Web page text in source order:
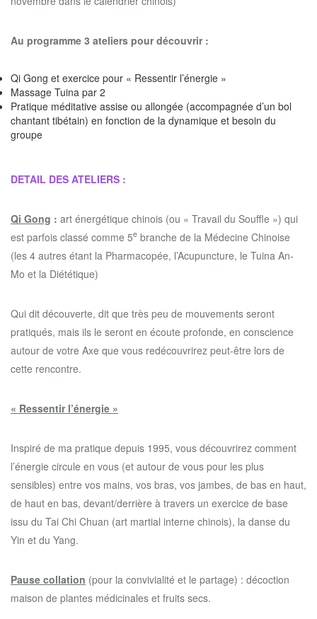
Au programme 3 ateliers pour découvrir :
Qi Gong et exercice pour « Ressentir l’énergie »
Massage Tuina par 2
Pratique méditative assise ou allongée (accompagnée d’un bol
chantant tibétain) en fonction de la dynamique et besoin du
groupe
DETAIL DES ATELIERS :
Qi Gong : art énergétique chinois (ou « Travail du Souffle ») qui
est parfois classé comme 5e branche de la Médecine Chinoise
(les 4 autres étant la Pharmacopée, l’Acupuncture, le Tuina An-
Mo et la Diététique)
Qui dit découverte, dit que très peu de mouvements seront
pratiqués, mais ils le seront en écoute profonde, en conscience
autour de votre Axe que vous redécouvrirez peut-être lors de
cette rencontre.
« Ressentir l’énergie »
Inspiré de ma pratique depuis 1995, vous découvrirez comment
l’énergie circule en vous (et autour de vous pour les plus
sensibles) entre vos mains, vos bras, vos jambes, de bas en haut,
de haut en bas, devant/derrière à travers un exercice de base
issu du Tai Chi Chuan (art martial interne chinois), la danse du
Yin et du Yang.
Pause collation (pour la convivialité et le partage) : décoction
maison de plantes médicinales et fruits secs.